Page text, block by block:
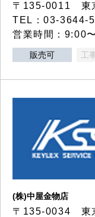
〒135-0011 東
TEL：03-3644-
営業時間：9:00
販売可 工
(株)中屋金物店
〒135-0034 東